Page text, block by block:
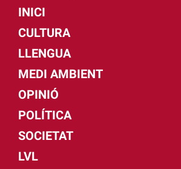
INICI
CULTURA
LLENGUA
MEDI AMBIENT
OPINIÓ
POLÍTICA
SOCIETAT
LVL